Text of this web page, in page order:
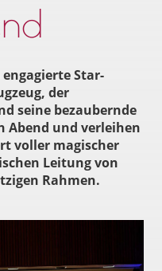
Star-
der
seine bezaubernde
Abend und verleihen
voller magischer
Leitung von
Rahmen.